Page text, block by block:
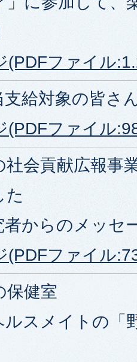
(PDFファイル
支給対象の皆さ
(PDFファイル
社会貢献広報事
た
者からのメッセ
(PDFファイル
保健室
ルスメイトの「